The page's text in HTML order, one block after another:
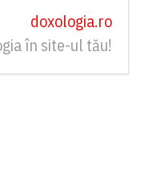
doxologia.ro
în site-ul tău!